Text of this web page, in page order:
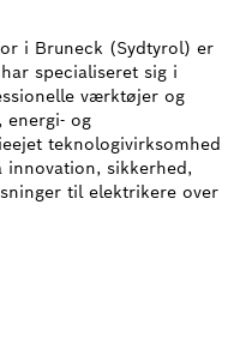
i Bruneck (Sydtyrol) er
specialiseret sig i
værktøjer og
energi- og
teknologivirksomhed
sikkerhed,
til elektrikere over